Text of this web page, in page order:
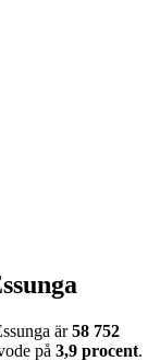
är58 752
på 3,9 procent.